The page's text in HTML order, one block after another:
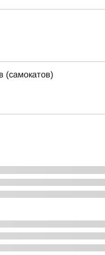
(самокатов)